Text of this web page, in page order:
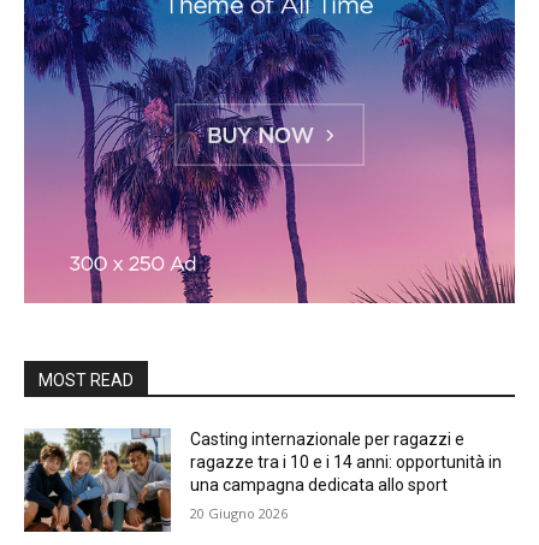
MOST READ
Casting internazionale per ragazzi e
ragazze tra i 10 e i 14 anni: opportunità in
una campagna dedicata allo sport
20 Giugno 2026